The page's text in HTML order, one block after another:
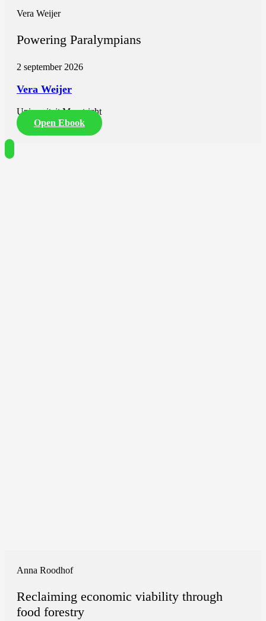
Vera Weijer
Powering Paralympians
2 september 2026
Vera Weijer
Universiteit Maastricht
Open Ebook
Anna Roodhof
Reclaiming economic viability through
food forestry